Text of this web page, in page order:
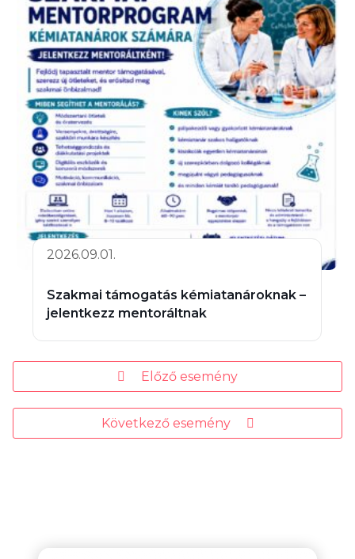
2026.09.01.
Szakmai támogatás kémiatanároknak –
jelentkezz mentoráltnak
Előző esemény
Következő esemény